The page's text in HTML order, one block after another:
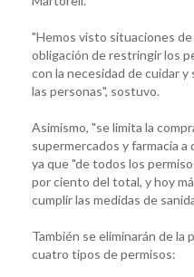
"Hemos visto situaciones de
obligación de restringir los
con la necesidad de cuidar y
las personas", sostuvo.
Asimismo, "se limita la
supermercados y farmacia a
ya que "de todos los
por ciento del total, y hoy
cumplir las medidas de
También se eliminarán de la
cuatro tipos de permisos: